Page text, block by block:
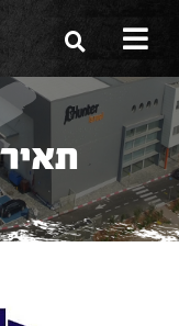
הסיפור שלנו
הכלים שלנו
תערוכות